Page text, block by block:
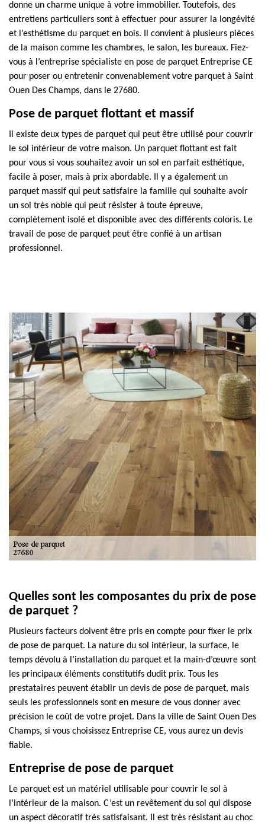
donne un charme unique à votre immobilier. Toutefois, des
entretiens particuliers sont à effectuer pour assurer la longévité
et l’esthétisme du parquet en bois. Il convient à plusieurs pièces
de la maison comme les chambres, le salon, les bureaux. Fiez-
vous à l’entreprise spécialiste en pose de parquet Entreprise CE
pour poser ou entretenir convenablement votre parquet à Saint
Ouen Des Champs, dans le 27680.
Pose de parquet flottant et massif
Il existe deux types de parquet qui peut être utilisé pour couvrir
le sol intérieur de votre maison. Un parquet flottant est fait
pour vous si vous souhaitez avoir un sol en parfait esthétique,
facile à poser, mais à prix abordable. Il y a également un
parquet massif qui peut satisfaire la famille qui souhaite avoir
un sol très noble qui peut résister à toute épreuve,
complètement isolé et disponible avec des différents coloris. Le
travail de pose de parquet peut être confié à un artisan
professionnel.
Quelles sont les composantes du prix de pose
de parquet ?
Plusieurs facteurs doivent être pris en compte pour fixer le prix
de pose de parquet. La nature du sol intérieur, la surface, le
temps dévolu à l’installation du parquet et la main-d’œuvre sont
les principaux éléments constitutifs dudit prix. Tous les
prestataires peuvent établir un devis de pose de parquet, mais
seuls les professionnels sont en mesure de vous donner avec
précision le coût de votre projet. Dans la ville de Saint Ouen Des
Champs, si vous choisissez Entreprise CE, vous aurez un devis
fiable.
Entreprise de pose de parquet
Le parquet est un matériel utilisable pour couvrir le sol à
l’intérieur de la maison. C’est un revêtement du sol qui dispose
un aspect décoratif très satisfaisant. Il est très résistant au choc